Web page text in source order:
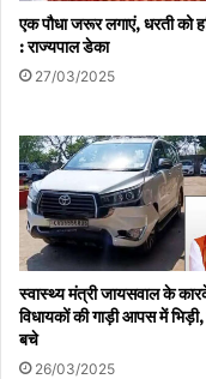
एक पौधा जरूर लगाएं, धरती को
: राज्यपाल डेका
27/03/2025
स्वास्थ्य मंत्री जायसवाल के
विधायकों की गाड़ी आपस में
बचे
26/03/2025